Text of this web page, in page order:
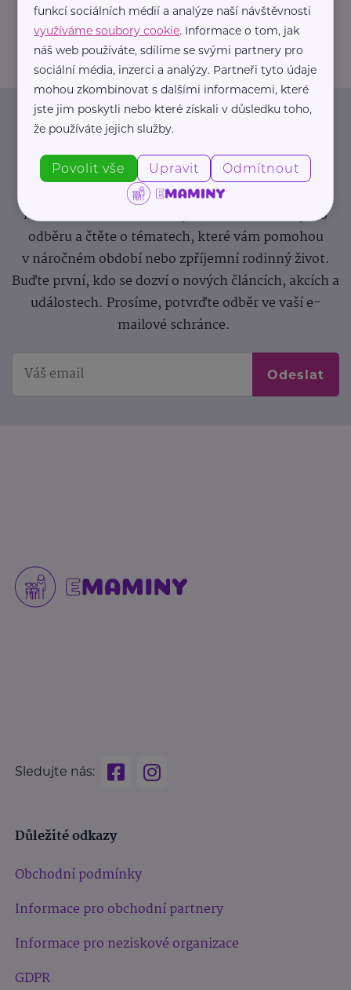
info@zdravotnicke-potreby.cz
Newsletter
Pravidelný přísun novinek, inspirace na každý den,
podpora pro rodiče i sdílení zkušeností. Takový je
Newsletter webu eMaminy.cz. Přihlaste se k jeho
odběru a čtěte o tématech, které vám pomohou
v náročném období nebo zpříjemní rodinný život.
Buďte první, kdo se dozví o nových článcích, akcích a
událostech. Prosíme, potvrďte odběr ve vaší e-
mailové schránce.
Odeslat
Sledujte nás:
Důležité odkazy
Obchodní podmínky
Informace pro obchodní partnery
Informace pro neziskové organizace
GDPR
funkcí sociálních médií a analýze naší návštěvnosti
využíváme soubory cookie. Informace o tom, jak
náš web používáte, sdílíme se svými partnery pro
sociální média, inzerci a analýzy. Partneři tyto údaje
mohou zkombinovat s dalšími informacemi, které
jste jim poskytli nebo které získali v důsledku toho,
že používáte jejich služby.
Povolit vše Upravit Odmítnout